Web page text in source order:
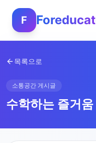
F
목록으로
소통공간 게시글
수학하는 즐거